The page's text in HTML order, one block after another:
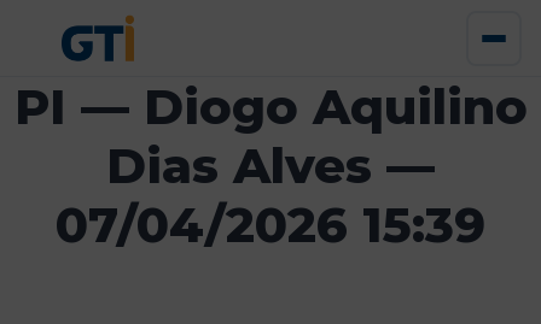
PI — Diogo Aquilino
Dias Alves —
07/04/2026 15:39